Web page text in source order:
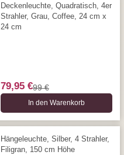
Deckenleuchte, Quadratisch, 4er
Strahler, Grau, Coffee, 24 cm x
24 cm
79,95 €99 €
In den Warenkorb
Hängeleuchte, Silber, 4 Strahler,
Filigran, 150 cm Höhe